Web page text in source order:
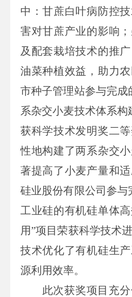
中 ：甘蔗白叶病防控
害对甘蔗产业的影响 ；
及配套栽培技术的推
油菜种植效益，助力
市种子管理站参与完成
系杂交小麦技术体系构
获科学技术发明奖二
性地构建了两系杂交
著提高了小麦产量和
硅业股份有限公司参与
工业硅的有机硅单体
用”项目荣获科学技术
技术优化了有机硅生
源利用效率。
此次获奖项目充